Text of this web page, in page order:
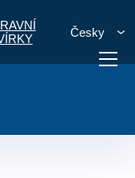
Česky